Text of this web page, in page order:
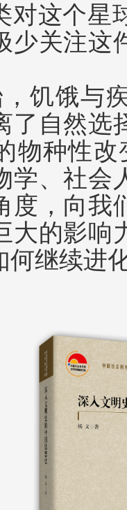
对这个星
少关注这
饥饿与
了自然选
物种性
学、社会
度，向我
大的影响
何继续进